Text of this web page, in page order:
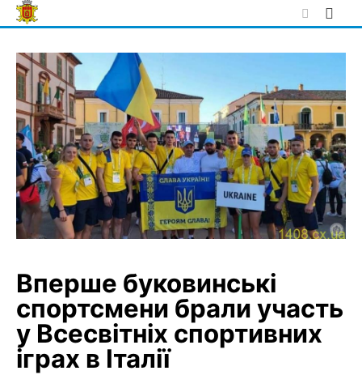
Skip
to
Вперше буковинські
спортсмени брали участь
у Всесвітніх спортивних
іграх в Італії